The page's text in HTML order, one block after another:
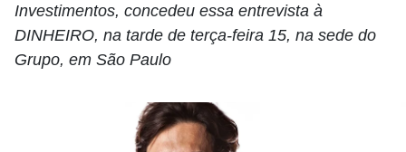
Investimentos, concedeu essa entrevista à
DINHEIRO, na tarde de terça-feira 15, na sede do
Grupo, em São Paulo